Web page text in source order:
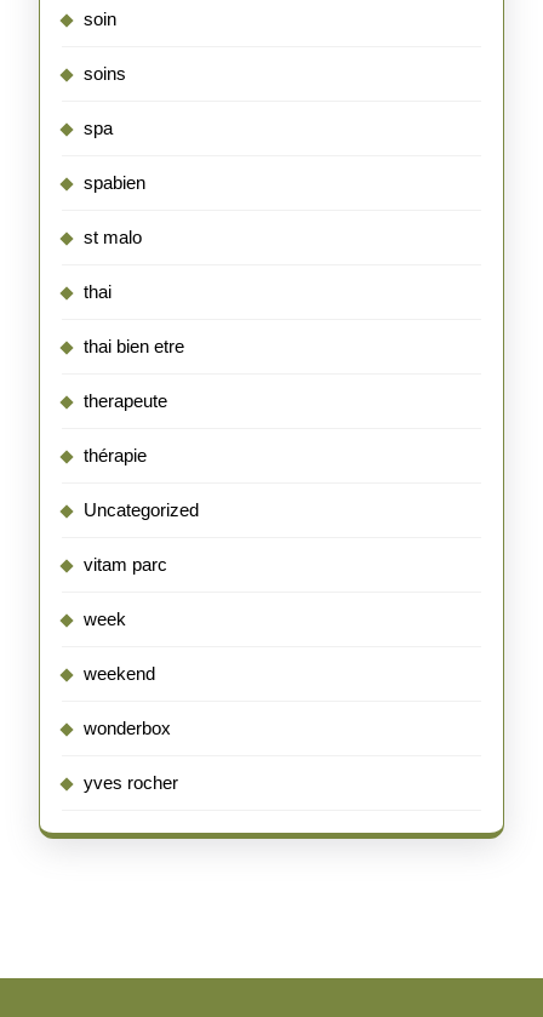
soin
soins
spa
spabien
st malo
thai
thai bien etre
therapeute
thérapie
Uncategorized
vitam parc
week
weekend
wonderbox
yves rocher